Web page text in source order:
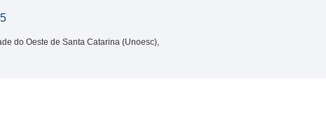
do Oeste de Santa Catarina (Unoesc),